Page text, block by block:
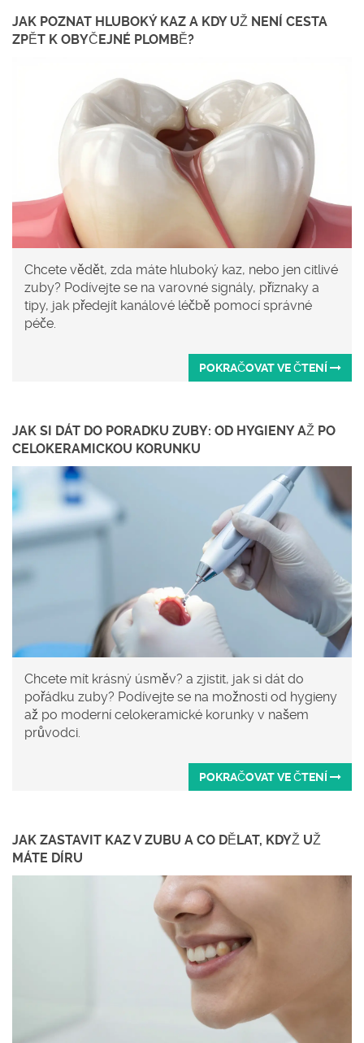
JAK POZNAT HLUBOKÝ KAZ A KDY UŽ NENÍ CESTA
ZPĚT K OBYČEJNÉ PLOMBĚ?
Chcete vědět, zda máte hluboký kaz, nebo jen citlivé
zuby? Podívejte se na varovné signály, příznaky a
tipy, jak předejít kanálové léčbě pomocí správné
péče.
POKRAČOVAT VE ČTENÍ
JAK SI DÁT DO PORADKU ZUBY: OD HYGIENY AŽ PO
CELOKERAMICKOU KORUNKU
Chcete mít krásný úsměv? a zjistit, jak si dát do
pořádku zuby? Podívejte se na možnosti od hygieny
až po moderní celokeramické korunky v našem
průvodci.
POKRAČOVAT VE ČTENÍ
JAK ZASTAVIT KAZ V ZUBU A CO DĚLAT, KDYŽ UŽ
MÁTE DÍRU